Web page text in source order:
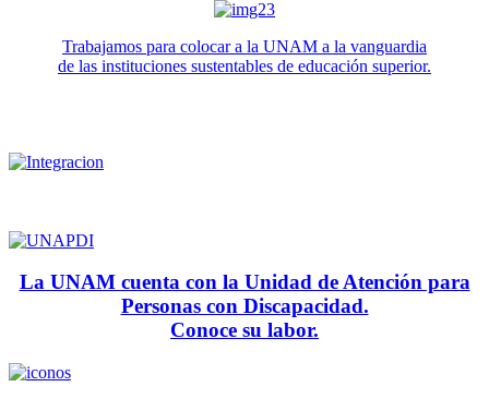
Trabajamos para colocar a la UNAM a la vanguardia
de las instituciones sustentables de educación superior.
La UNAM cuenta con la Unidad de Atención para
Personas con Discapacidad.
Conoce su labor.